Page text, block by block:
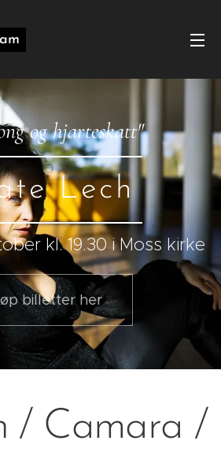
og hjarteskatt"
Lech
kl. 19.30 i Moss kirke
billetter her
/ Camara /